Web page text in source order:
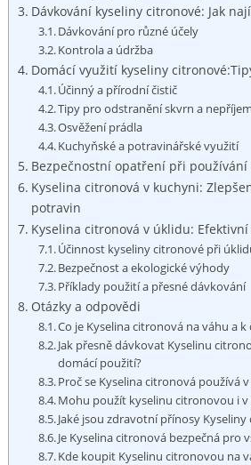
Dávkování kyseliny citronové: ‍Jak
Dávkování pro různé účely
Kontrola a údržba
Domácí​ využití kyseliny
Účinný a přírodní čistič
Tipy⁢ pro odstranění skvrn a
Osvěžení ‍prádla
Kuchyňské a potravinářské využití
Bezpečnostní opatření při používání‌
Kyselina citronová v kuchyni:‌
⁣potravin
Kyselina citronová v úklidu:
Účinnost kyseliny citronové při
Bezpečnost a ekologické výhody
Příklady použití a přesné dávkování
Otázky ‌a odpovědi
Co⁤ je Kyselina citronová na váhu a k
Jak přesně dávkovat Kyselinu
‍domácí použití?
Proč se Kyselina citronová používá
Mohu‍ použít kyselinu‌ citronovou ‍i v
Jaké jsou zdravotní přínosy
Je Kyselina citronová bezpečná pro
Kde koupit Kyselinu citronovou‌ na